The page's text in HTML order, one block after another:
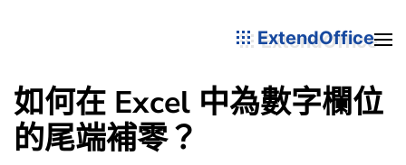
ExtendOffice
如何在 Excel 中為數字欄位
的尾端補零？